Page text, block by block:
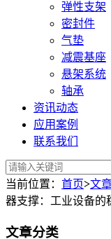
弹性支架
密封件
气垫
减震基座
悬架系统
轴承
资讯动态
应用案例
联系我们
当前位置： 首页>文
器支撑：工业设备的
文章分类